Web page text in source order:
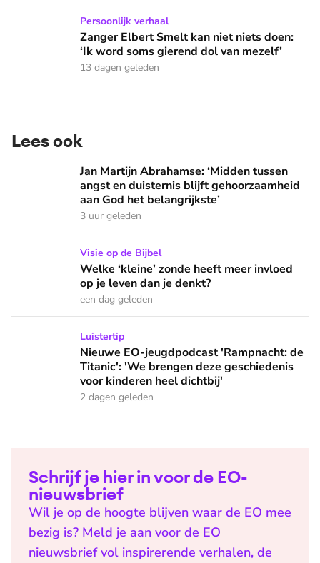
Zanger Elbert Smelt kan niet niets doen: ‘Ik word soms
Persoonlijk verhaal
Zanger Elbert Smelt kan niet niets doen:
‘Ik word soms gierend dol van mezelf’
13 dagen geleden
Lees ook
Jan Martijn Abrahamse: ‘Midden tussen angst en
Jan Martijn Abrahamse: ‘Midden tussen
angst en duisternis blijft gehoorzaamheid
aan God het belangrijkste’
3 uur geleden
Welke ‘kleine’ zonde heeft meer invloed op je leven dan je
Visie op de Bijbel
Welke ‘kleine’ zonde heeft meer invloed
op je leven dan je denkt?
een dag geleden
Nieuwe EO-jeugdpodcast 'Rampnacht: de Titanic': 'We
Luistertip
Nieuwe EO-jeugdpodcast 'Rampnacht: de
Titanic': 'We brengen deze geschiedenis
voor kinderen heel dichtbij'
2 dagen geleden
Schrijf je hier in voor de EO-
nieuwsbrief
Wil je op de hoogte blijven waar de EO mee
bezig is? Meld je aan voor de EO
nieuwsbrief vol inspirerende verhalen, de